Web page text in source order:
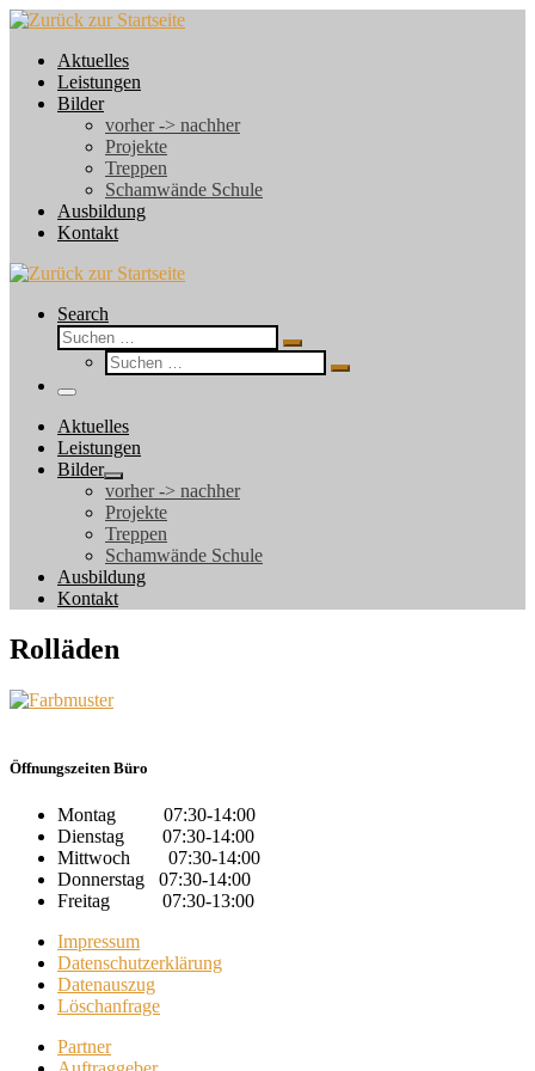
Zum
springenAktuelles
Leistungen
Bilder
vorher -> nachher
Projekte
Treppen
Schamwände Schule
Ausbildung
Kontakt
Search
Suche
Suchen …
Suche
Suchen …
Menü
Aktuelles
Leistungen
Bilder
vorher -> nachher
Projekte
Treppen
Schamwände Schule
Ausbildung
Kontakt
Rolläden
Öffnungszeiten Büro
Montag 07:30-14:00
Dienstag 07:30-14:00
Mittwoch 07:30-14:00
Donnerstag 07:30-14:00
Freitag 07:30-13:00
Impressum
Datenschutzerklärung
Datenauszug
Löschanfrage
Partner